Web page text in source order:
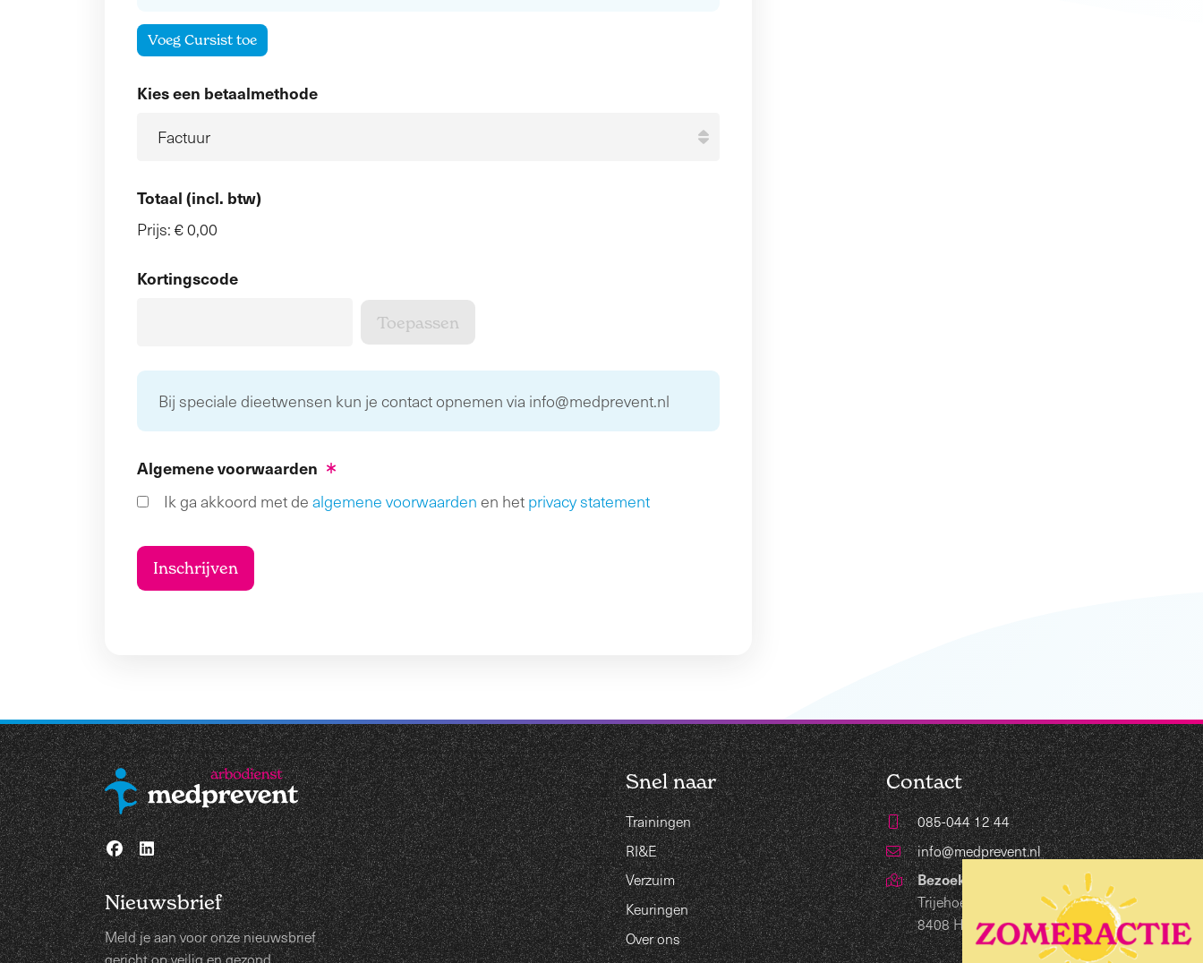
Voeg Cursist toe
Kies een betaalmethode
Totaal (incl. btw)
Prijs: € 0,00
Kortingscode
Bij speciale dieetwensen kun je contact opnemen via info@medprevent.nl
Algemene voorwaarden
Ik ga akkoord met de algemene voorwaarden en het privacy statement
Nieuwsbrief
Meld je aan voor onze nieuwsbrief
gericht op veilig en gezond
Snel naar
Trainingen
RI&E
Verzuim
Keuringen
Over ons
Contact
085-044 12 44
info@medprevent.nl
Bezoekadres
Trijehoek 19
8408 HB Lippenhuizen